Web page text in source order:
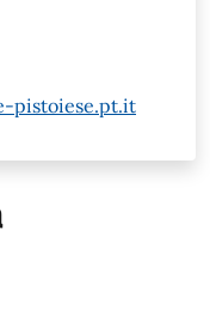
pistoiese.pt.it